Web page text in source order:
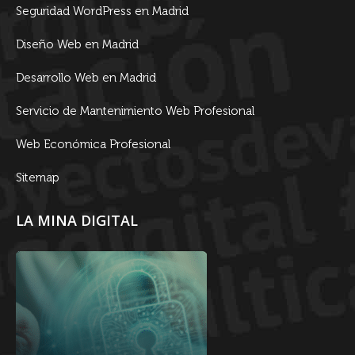
Seguridad WordPress en Madrid
Diseño Web en Madrid
Desarrollo Web en Madrid
Servicio de Mantenimiento Web Profesional
Web Económica Profesional
Sitemap
LA MINA DIGITAL